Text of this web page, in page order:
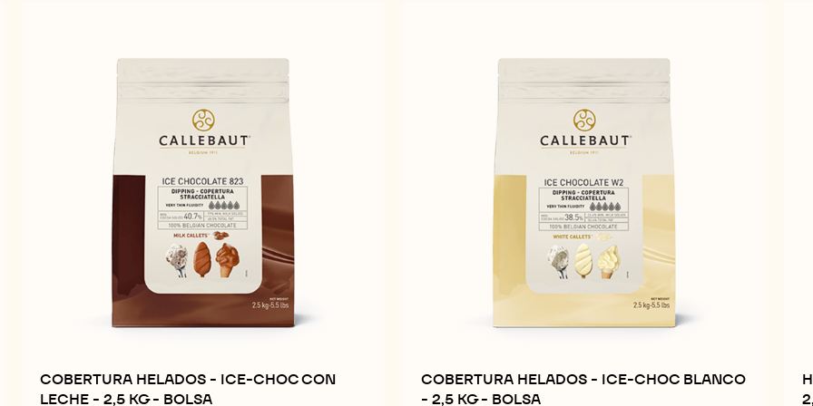
COBERTURA HELADOS - ICE-CHOC CON
LECHE - 2,5 KG - BOLSA
COBERTURA HELADOS - ICE-CHOC BLANCO
- 2,5 KG - BOLSA